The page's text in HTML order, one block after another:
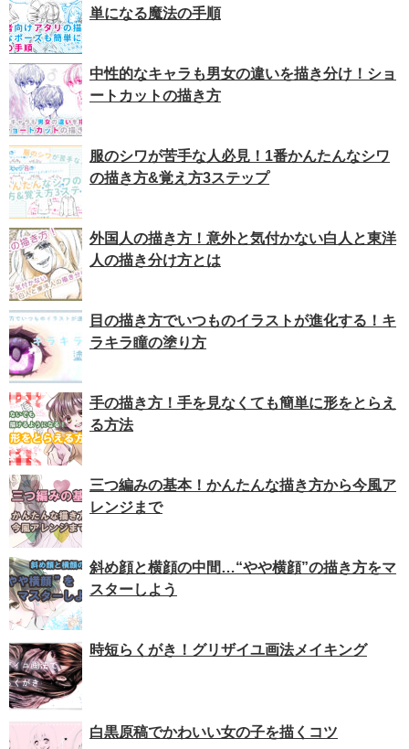
単になる魔法の手順
中性的なキャラも男女の違いを描き分け！ショ
ートカットの描き方
服のシワが苦手な人必見！1番かんたんなシワ
の描き方&覚え方3ステップ
外国人の描き方！意外と気付かない白人と東洋
人の描き分け方とは
目の描き方でいつものイラストが進化する！キ
ラキラ瞳の塗り方
手の描き方！手を見なくても簡単に形をとらえ
る方法
三つ編みの基本！かんたんな描き方から今風ア
レンジまで
斜め顔と横顔の中間…“やや横顔”の描き方をマ
スターしよう
時短らくがき！グリザイユ画法メイキング
白黒原稿でかわいい女の子を描くコツ